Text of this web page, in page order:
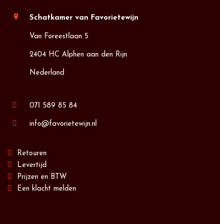
location_on Schatkamer van Favorietewijn
Van Foreestlaan 5
2404 HC Alphen aan den Rijn
Nederland
071 589 85 84
info@favorietewijn.nl
Retouren
Levertijd
Prijzen en BTW
Een klacht melden